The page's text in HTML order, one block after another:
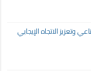
وتعزيز الاتجاه الإيجابي